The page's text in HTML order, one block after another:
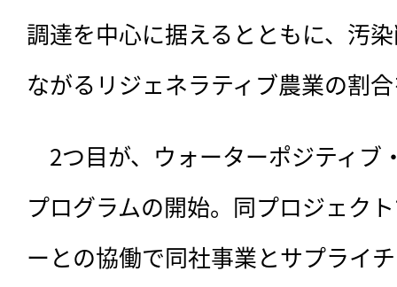
調達を中心に据えるとともに、汚
ながるリジェネラティブ農業の割
2つ目が、ウォーターポジティブ
プログラムの開始。同プロジェク
ーとの協働で同社事業とサプライ